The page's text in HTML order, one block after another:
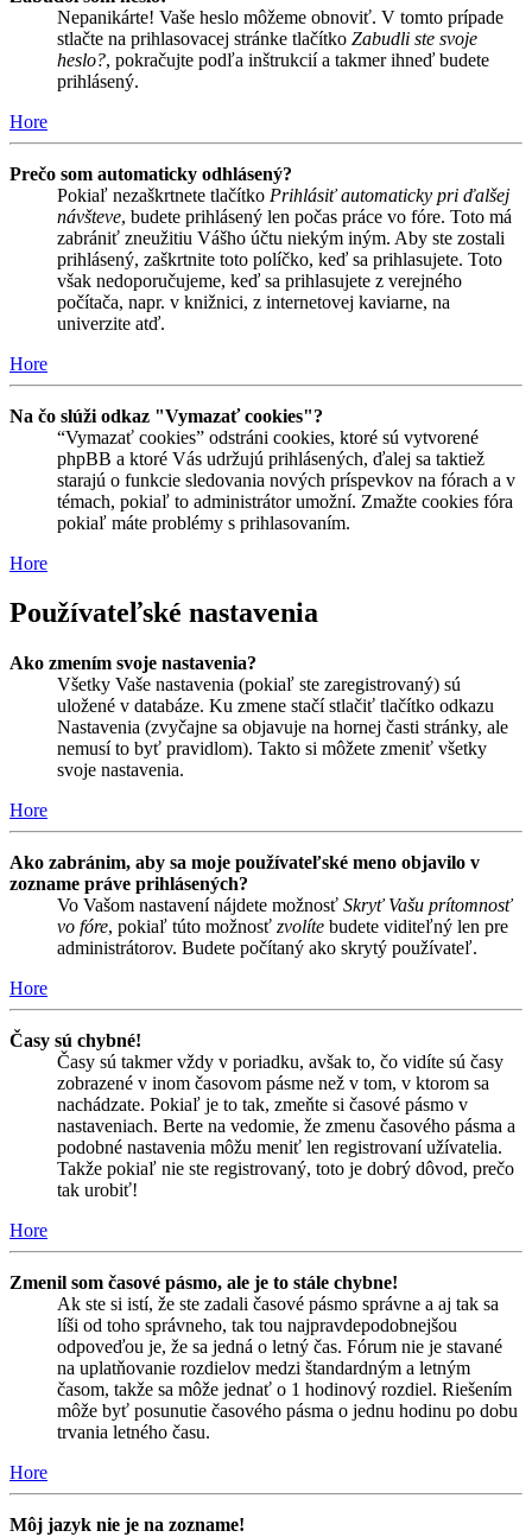
Nepanikárte! Vaše heslo môžeme obnoviť. V tomto prípade
stlačte na prihlasovacej stránke tlačítko Zabudli ste svoje
heslo?, pokračujte podľa inštrukcií a takmer ihneď budete
prihlásený.
Hore
Prečo som automaticky odhlásený?
Pokiaľ nezaškrtnete tlačítko Prihlásiť automaticky pri ďalšej
návšteve, budete prihlásený len počas práce vo fóre. Toto má
zabrániť zneužitiu Vášho účtu niekým iným. Aby ste zostali
prihlásený, zaškrtnite toto políčko, keď sa prihlasujete. Toto
však nedoporučujeme, keď sa prihlasujete z verejného
počítača, napr. v knižnici, z internetovej kaviarne, na
univerzite atď.
Hore
Na čo slúži odkaz "Vymazať cookies"?
“Vymazať cookies” odstráni cookies, ktoré sú vytvorené
phpBB a ktoré Vás udržujú prihlásených, ďalej sa taktiež
starajú o funkcie sledovania nových príspevkov na fórach a v
témach, pokiaľ to administrátor umožní. Zmažte cookies fóra
pokiaľ máte problémy s prihlasovaním.
Hore
Používateľské nastavenia
Ako zmením svoje nastavenia?
Všetky Vaše nastavenia (pokiaľ ste zaregistrovaný) sú
uložené v databáze. Ku zmene stačí stlačiť tlačítko odkazu
Nastavenia (zvyčajne sa objavuje na hornej časti stránky, ale
nemusí to byť pravidlom). Takto si môžete zmeniť všetky
svoje nastavenia.
Hore
Ako zabránim, aby sa moje používateľské meno objavilo v
zozname práve prihlásených?
Vo Vašom nastavení nájdete možnosť Skryť Vašu prítomnosť
vo fóre, pokiaľ túto možnosť zvolíte budete viditeľný len pre
administrátorov. Budete počítaný ako skrytý používateľ.
Hore
Časy sú chybné!
Časy sú takmer vždy v poriadku, avšak to, čo vidíte sú časy
zobrazené v inom časovom pásme než v tom, v ktorom sa
nachádzate. Pokiaľ je to tak, zmeňte si časové pásmo v
nastaveniach. Berte na vedomie, že zmenu časového pásma a
podobné nastavenia môžu meniť len registrovaní užívatelia.
Takže pokiaľ nie ste registrovaný, toto je dobrý dôvod, prečo
tak urobiť!
Hore
Zmenil som časové pásmo, ale je to stále chybne!
Ak ste si istí, že ste zadali časové pásmo správne a aj tak sa
líši od toho správneho, tak tou najpravdepodobnejšou
odpoveďou je, že sa jedná o letný čas. Fórum nie je stavané
na uplatňovanie rozdielov medzi štandardným a letným
časom, takže sa môže jednať o 1 hodinový rozdiel. Riešením
môže byť posunutie časového pásma o jednu hodinu po dobu
trvania letného času.
Hore
Môj jazyk nie je na zozname!